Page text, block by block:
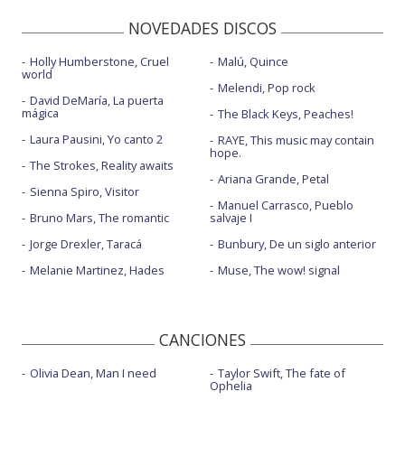
NOVEDADES DISCOS
Holly Humberstone, Cruel
world
David DeMaría, La puerta
mágica
Laura Pausini, Yo canto 2
The Strokes, Reality awaits
Sienna Spiro, Visitor
Bruno Mars, The romantic
Jorge Drexler, Taracá
Melanie Martinez, Hades
Malú, Quince
Melendi, Pop rock
The Black Keys, Peaches!
RAYE, This music may contain
hope.
Ariana Grande, Petal
Manuel Carrasco, Pueblo
salvaje I
Bunbury, De un siglo anterior
Muse, The wow! signal
CANCIONES
Olivia Dean, Man I need Taylor Swift, The fate of
Ophelia